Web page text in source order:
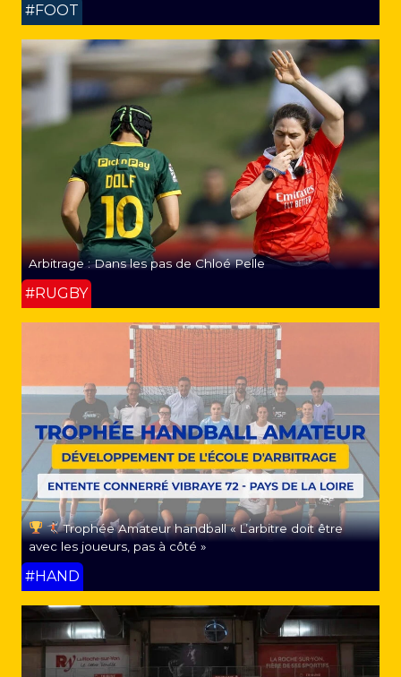
#FOOT
Arbitrage : Dans les pas de Chloé Pelle
#RUGBY
Trophée Amateur handball « L’arbitre doit être
avec les joueurs, pas à côté »
#HAND